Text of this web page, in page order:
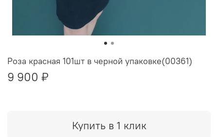
Роза красная 101шт в черной упаковке(00361)
9 900 ₽
Купить в 1 клик